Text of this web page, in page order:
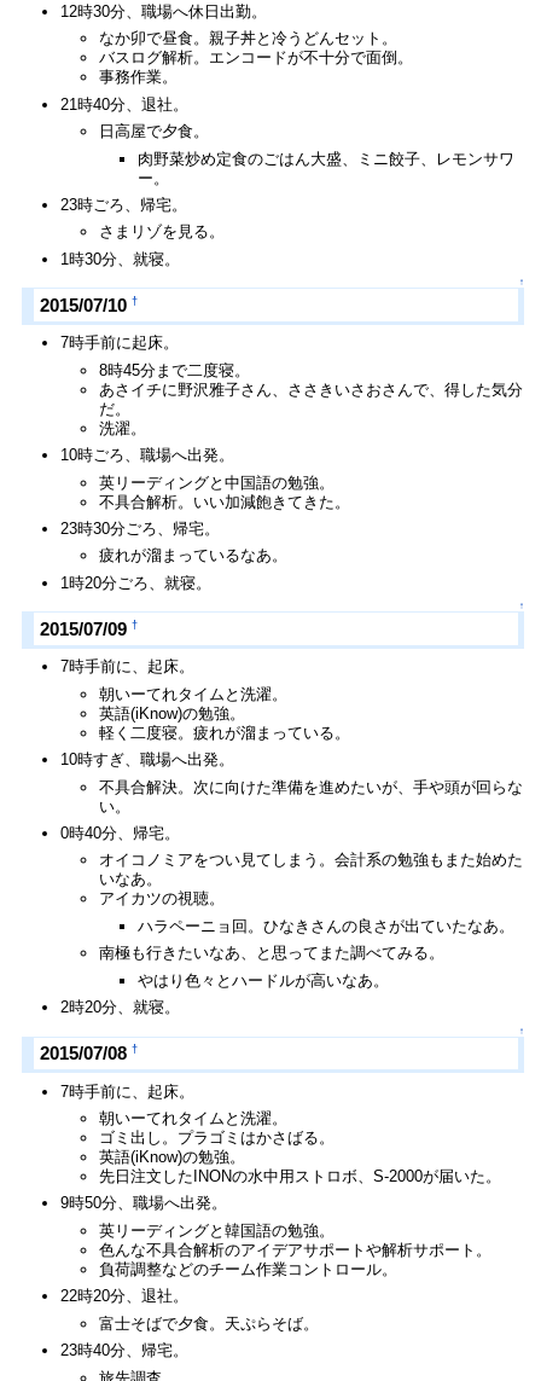
12時30分、職場へ休日出勤。
なか卯で昼食。親子丼と冷うどんセット。
バスログ解析。エンコードが不十分で面倒。
事務作業。
21時40分、退社。
日高屋で夕食。
肉野菜炒め定食のごはん大盛、ミニ餃子、レモンサワ
ー。
23時ごろ、帰宅。
さまリゾを見る。
1時30分、就寝。
↑
2015/07/10 †
7時手前に起床。
8時45分まで二度寝。
あさイチに野沢雅子さん、ささきいさおさんで、得した気分
だ。
洗濯。
10時ごろ、職場へ出発。
英リーディングと中国語の勉強。
不具合解析。いい加減飽きてきた。
23時30分ごろ、帰宅。
疲れが溜まっているなあ。
1時20分ごろ、就寝。
↑
2015/07/09 †
7時手前に、起床。
朝いーてれタイムと洗濯。
英語(iKnow)の勉強。
軽く二度寝。疲れが溜まっている。
10時すぎ、職場へ出発。
不具合解決。次に向けた準備を進めたいが、手や頭が回らな
い。
0時40分、帰宅。
オイコノミアをつい見てしまう。会計系の勉強もまた始めた
いなあ。
アイカツの視聴。
ハラペーニョ回。ひなきさんの良さが出ていたなあ。
南極も行きたいなあ、と思ってまた調べてみる。
やはり色々とハードルが高いなあ。
2時20分、就寝。
↑
2015/07/08 †
7時手前に、起床。
朝いーてれタイムと洗濯。
ゴミ出し。プラゴミはかさばる。
英語(iKnow)の勉強。
先日注文したINONの水中用ストロボ、S-2000が届いた。
9時50分、職場へ出発。
英リーディングと韓国語の勉強。
色んな不具合解析のアイデアサポートや解析サポート。
負荷調整などのチーム作業コントロール。
22時20分、退社。
富士そばで夕食。天ぷらそば。
23時40分、帰宅。